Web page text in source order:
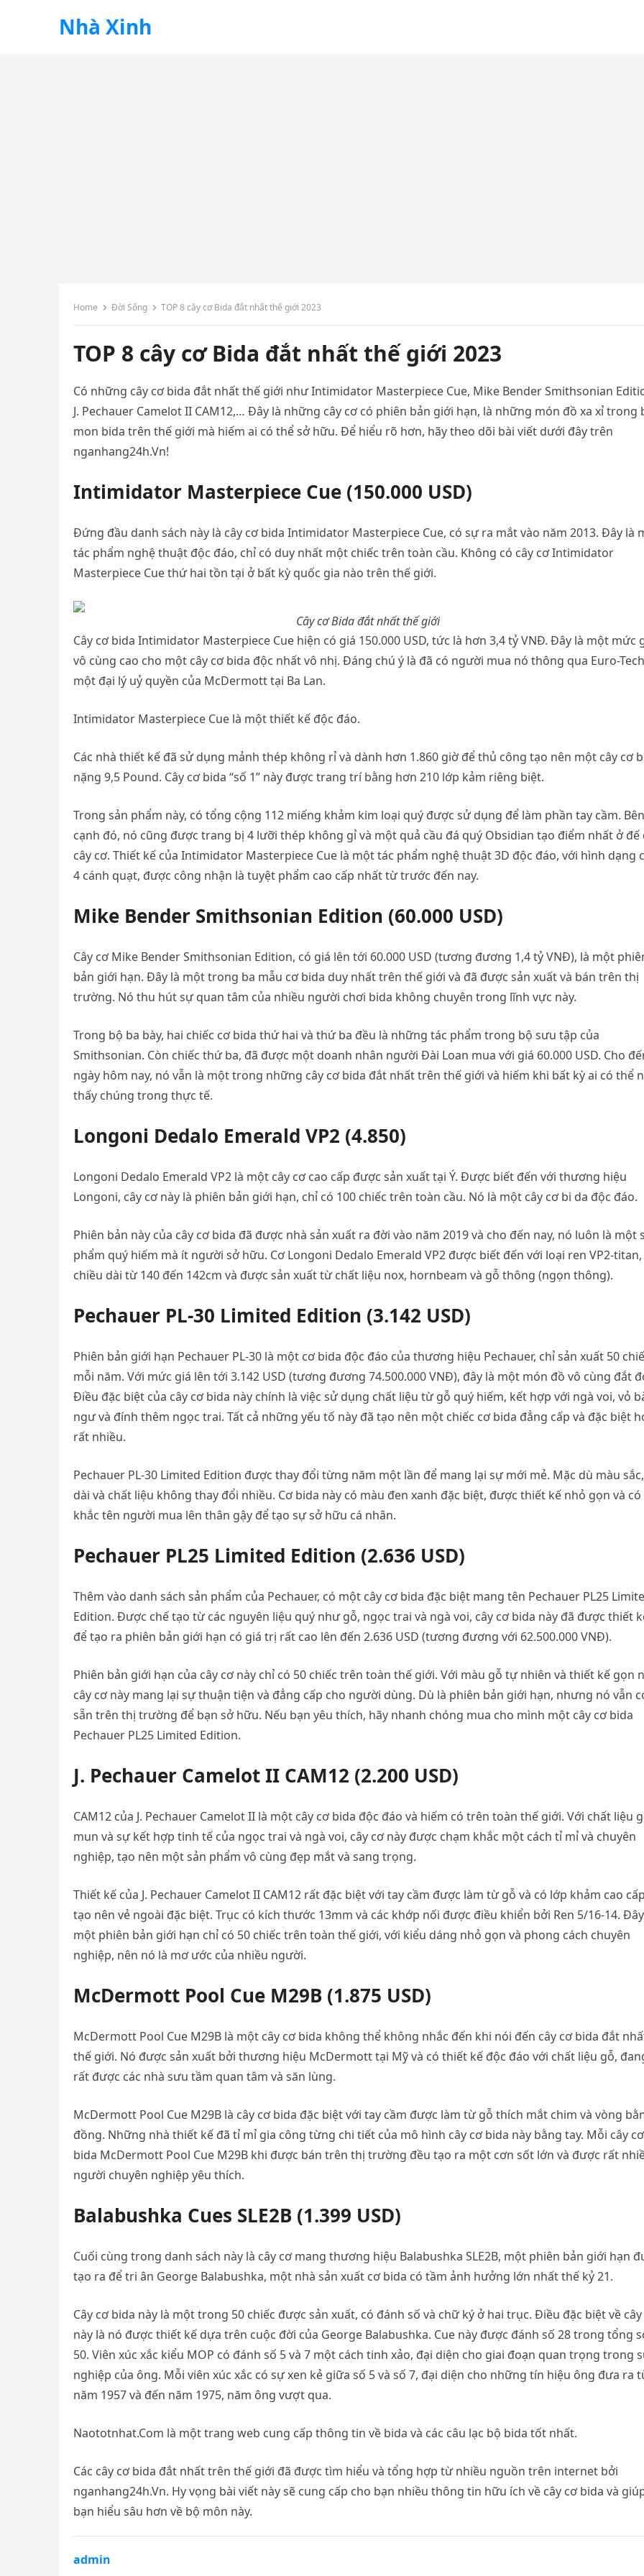
Nhà Xinh
Home Đời Sống TOP 8 cây cơ Bida đắt nhất thế giới 2023
TOP 8 cây cơ Bida đắt nhất thế giới 2023
Có những cây cơ bida đắt nhất thế giới như Intimidator Masterpiece Cue, Mike Bender Smithsonian
J. Pechauer Camelot II CAM12,… Đây là những cây cơ có phiên bản giới hạn, là những món đồ xa xỉ trong
mon bida trên thế giới mà hiếm ai có thể sở hữu. Để hiểu rõ hơn, hãy theo dõi bài viết dưới đây trên
nganhang24h.Vn!
Intimidator Masterpiece Cue (150.000 USD)
Đứng đầu danh sách này là cây cơ bida Intimidator Masterpiece Cue, có sự ra mắt vào năm 2013. Đây là
tác phẩm nghệ thuật độc đáo, chỉ có duy nhất một chiếc trên toàn cầu. Không có cây cơ Intimidator
Masterpiece Cue thứ hai tồn tại ở bất kỳ quốc gia nào trên thế giới.
Cây cơ Bida đắt nhất thế giới
Cây cơ bida Intimidator Masterpiece Cue hiện có giá 150.000 USD, tức là hơn 3,4 tỷ VNĐ. Đây là một mức
vô cùng cao cho một cây cơ bida độc nhất vô nhị. Đáng chú ý là đã có người mua nó thông qua Euro-
một đại lý uỷ quyền của McDermott tại Ba Lan.
Intimidator Masterpiece Cue là một thiết kế độc đáo.
Các nhà thiết kế đã sử dụng mảnh thép không rỉ và dành hơn 1.860 giờ để thủ công tạo nên một cây cơ
nặng 9,5 Pound. Cây cơ bida “số 1” này được trang trí bằng hơn 210 lớp kảm riêng biệt.
Trong sản phẩm này, có tổng cộng 112 miếng khảm kim loại quý được sử dụng để làm phần tay cầm. Bên
cạnh đó, nó cũng được trang bị 4 lưỡi thép không gỉ và một quả cầu đá quý Obsidian tạo điểm nhất ở đế
cây cơ. Thiết kế của Intimidator Masterpiece Cue là một tác phẩm nghệ thuật 3D độc đáo, với hình dạng
4 cánh quạt, được công nhận là tuyệt phẩm cao cấp nhất từ trước đến nay.
Mike Bender Smithsonian Edition (60.000 USD)
Cây cơ Mike Bender Smithsonian Edition, có giá lên tới 60.000 USD (tương đương 1,4 tỷ VNĐ), là một
bản giới hạn. Đây là một trong ba mẫu cơ bida duy nhất trên thế giới và đã được sản xuất và bán trên thị
trường. Nó thu hút sự quan tâm của nhiều người chơi bida không chuyên trong lĩnh vực này.
Trong bộ ba bày, hai chiếc cơ bida thứ hai và thứ ba đều là những tác phẩm trong bộ sưu tập của
Smithsonian. Còn chiếc thứ ba, đã được một doanh nhân người Đài Loan mua với giá 60.000 USD. Cho
ngày hôm nay, nó vẫn là một trong những cây cơ bida đắt nhất trên thế giới và hiếm khi bất kỳ ai có thể
thấy chúng trong thực tế.
Longoni Dedalo Emerald VP2 (4.850)
Longoni Dedalo Emerald VP2 là một cây cơ cao cấp được sản xuất tại Ý. Được biết đến với thương hiệu
Longoni, cây cơ này là phiên bản giới hạn, chỉ có 100 chiếc trên toàn cầu. Nó là một cây cơ bi da độc đáo.
Phiên bản này của cây cơ bida đã được nhà sản xuất ra đời vào năm 2019 và cho đến nay, nó luôn là một
phẩm quý hiếm mà ít người sở hữu. Cơ Longoni Dedalo Emerald VP2 được biết đến với loại ren VP2-titan,
chiều dài từ 140 đến 142cm và được sản xuất từ chất liệu nox, hornbeam và gỗ thông (ngọn thông).
Pechauer PL-30 Limited Edition (3.142 USD)
Phiên bản giới hạn Pechauer PL-30 là một cơ bida độc đáo của thương hiệu Pechauer, chỉ sản xuất 50
mỗi năm. Với mức giá lên tới 3.142 USD (tương đương 74.500.000 VNĐ), đây là một món đồ vô cùng đắt
Điều đặc biệt của cây cơ bida này chính là việc sử dụng chất liệu từ gỗ quý hiếm, kết hợp với ngà voi, vỏ
ngư và đính thêm ngọc trai. Tất cả những yếu tố này đã tạo nên một chiếc cơ bida đẳng cấp và đặc biệt
rất nhiều.
Pechauer PL-30 Limited Edition được thay đổi từng năm một lần để mang lại sự mới mẻ. Mặc dù màu
dài và chất liệu không thay đổi nhiều. Cơ bida này có màu đen xanh đặc biệt, được thiết kế nhỏ gọn và
khắc tên người mua lên thân gậy để tạo sự sở hữu cá nhân.
Pechauer PL25 Limited Edition (2.636 USD)
Thêm vào danh sách sản phẩm của Pechauer, có một cây cơ bida đặc biệt mang tên Pechauer PL25
Edition. Được chế tạo từ các nguyên liệu quý như gỗ, ngọc trai và ngà voi, cây cơ bida này đã được thiết
để tạo ra phiên bản giới hạn có giá trị rất cao lên đến 2.636 USD (tương đương với 62.500.000 VNĐ).
Phiên bản giới hạn của cây cơ này chỉ có 50 chiếc trên toàn thế giới. Với màu gỗ tự nhiên và thiết kế gọn
cây cơ này mang lại sự thuận tiện và đẳng cấp cho người dùng. Dù là phiên bản giới hạn, nhưng nó vẫn
sẵn trên thị trường để bạn sở hữu. Nếu bạn yêu thích, hãy nhanh chóng mua cho mình một cây cơ bida
Pechauer PL25 Limited Edition.
J. Pechauer Camelot II CAM12 (2.200 USD)
CAM12 của J. Pechauer Camelot II là một cây cơ bida độc đáo và hiếm có trên toàn thế giới. Với chất liệu
mun và sự kết hợp tinh tế của ngọc trai và ngà voi, cây cơ này được chạm khắc một cách tỉ mỉ và chuyên
nghiệp, tạo nên một sản phẩm vô cùng đẹp mắt và sang trọng.
Thiết kế của J. Pechauer Camelot II CAM12 rất đặc biệt với tay cầm được làm từ gỗ và có lớp khảm cao
tạo nên vẻ ngoài đặc biệt. Trục có kích thước 13mm và các khớp nối được điều khiển bởi Ren 5/16-14.
một phiên bản giới hạn chỉ có 50 chiếc trên toàn thế giới, với kiểu dáng nhỏ gọn và phong cách chuyên
nghiệp, nên nó là mơ ước của nhiều người.
McDermott Pool Cue M29B (1.875 USD)
McDermott Pool Cue M29B là một cây cơ bida không thể không nhắc đến khi nói đến cây cơ bida đắt
thế giới. Nó được sản xuất bởi thương hiệu McDermott tại Mỹ và có thiết kế độc đáo với chất liệu gỗ,
rất được các nhà sưu tầm quan tâm và săn lùng.
McDermott Pool Cue M29B là cây cơ bida đặc biệt với tay cầm được làm từ gỗ thích mắt chim và vòng
đồng. Những nhà thiết kế đã tỉ mỉ gia công từng chi tiết của mô hình cây cơ bida này bằng tay. Mỗi cây cơ
bida McDermott Pool Cue M29B khi được bán trên thị trường đều tạo ra một cơn sốt lớn và được rất
người chuyên nghiệp yêu thích.
Balabushka Cues SLE2B (1.399 USD)
Cuối cùng trong danh sách này là cây cơ mang thương hiệu Balabushka SLE2B, một phiên bản giới hạn
tạo ra để tri ân George Balabushka, một nhà sản xuất cơ bida có tầm ảnh hưởng lớn nhất thế kỷ 21.
Cây cơ bida này là một trong 50 chiếc được sản xuất, có đánh số và chữ ký ở hai trục. Điều đặc biệt về
này là nó được thiết kế dựa trên cuộc đời của George Balabushka. Cue này được đánh số 28 trong tổng
50. Viên xúc xắc kiểu MOP có đánh số 5 và 7 một cách tinh xảo, đại diện cho giai đoạn quan trọng trong
nghiệp của ông. Mỗi viên xúc xắc có sự xen kẻ giữa số 5 và số 7, đại diện cho những tín hiệu ông đưa ra
năm 1957 và đến năm 1975, năm ông vượt qua.
Naototnhat.Com là một trang web cung cấp thông tin về bida và các câu lạc bộ bida tốt nhất.
Các cây cơ bida đắt nhất trên thế giới đã được tìm hiểu và tổng hợp từ nhiều nguồn trên internet bởi
nganhang24h.Vn. Hy vọng bài viết này sẽ cung cấp cho bạn nhiều thông tin hữu ích về cây cơ bida và
bạn hiểu sâu hơn về bộ môn này.
admin